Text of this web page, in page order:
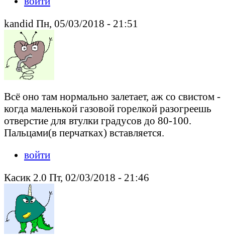
kandid Пн, 05/03/2018 - 21:51
Всё оно там нормально залетает, аж со свистом -
когда маленькой газовой горелкой разогреешь
отверстие для втулки градусов до 80-100.
Пальцами(в перчатках) вставляется.
войти
Касик 2.0 Пт, 02/03/2018 - 21:46